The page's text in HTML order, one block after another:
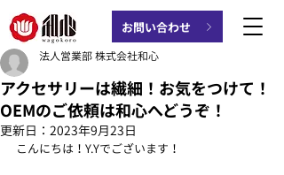
お問い合わせ
アクセサリーは繊細！お気をつけて！
OEMのご依頼は和心へどうぞ！
法人営業部 株式会社和心
更新日： 2023年9月23日
こんにちは！Y.Yでございます！